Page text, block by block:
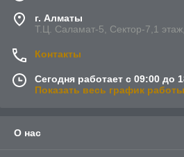
г. Алматы
Т.Ц. Саламат-5, Cектор-7,1
Контакты
Сегодня работает с 09:00 до
Показать весь график работы
О нас